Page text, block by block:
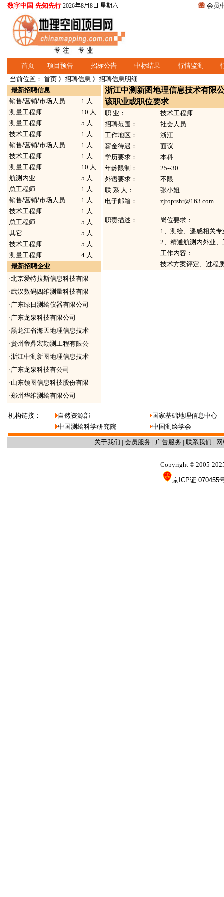
数字中国 先知先行 2026年8月8日 星期六 会员
首页 项目预告 招标公告 中标结果 行情监测
当前位置： 首页 》 招聘信息 》招聘信息明细
最新招聘信息
·销售/营销/市场人员
1 人
·测量工程师
10 人
·测量工程师
5 人
·技术工程师
1 人
·销售/营销/市场人员
1 人
·技术工程师
1 人
·测量工程师
10 人
·航测内业
5 人
·总工程师
1 人
·销售/营销/市场人员
1 人
·技术工程师
1 人
·总工程师
5 人
·其它
5 人
·技术工程师
5 人
·测量工程师
4 人
最新招聘企业
·北京爱特拉斯信息科技有限
·武汉数码四维测量科技有限
·广东绿日测绘仪器有限公司
·广东龙泉科技有限公司
·黑龙江省海天地理信息技术
·贵州帝鼎宏勘测工程有限公
·浙江中测新图地理信息技术
·广东龙泉科技有公司
·山东领图信息科技股份有限
·郑州华维测绘有限公司
浙江中测新图地理信息技术有限
该职业或职位要求
职 业：
技术工程师
招聘范围：
社会人员
工作地区：
浙江
薪金待遇：
面议
学历要求：
本科
年龄限制：
25--30
外语要求：
不限
联 系 人：
张小姐
电子邮箱：
zjtoprshr@163.com
职责描述：
岗位要求：
1、测绘、遥感相关
2、精通航测内外业
工作内容：
技术方案评定、过程
机构链接： 自然资源部
国家基础地理信息中心
中国测绘科学研究院
中国测绘学会
关于我们 | 会员服务 | 广告服务 | 联系我们 |
Copyright © 2005-
京ICP证 070455